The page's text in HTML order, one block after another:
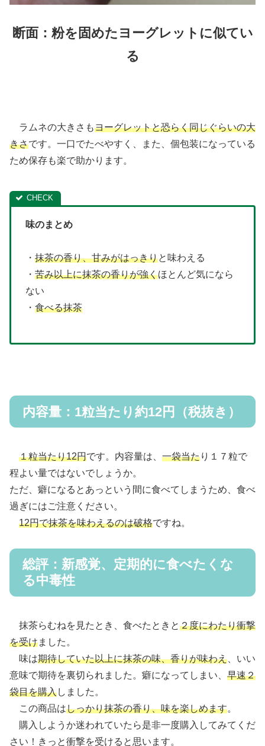
断面：粉を固めたヨーグレットに似てい
る
ラムネの大きさもヨーグレットと恐らく同じぐらいの大
きさです。一口でたべやすく、また、個包装になっている
ため保存も楽で助かります。
味のまとめ
・ 抹茶の香り、甘みがはっきりと味わえる
・ 苦み以上に抹茶の香りが強くほとんど気になら
ない
・ 食べる抹茶
内容量：1粒当たり約12円（税抜き）
１粒当たり12円です。内容量は、 一袋当たり１７粒で
程よい量ではないでしょうか。
ただ、癖になるとあっという間に食べてしまうため、食べ
過ぎにはご注意ください。
12円で抹茶を味わえるのは破格ですね。
総評：新感覚、定期的に食べたくな
る中毒性
抹茶らむねを見たとき、食べたときと２度にわたり衝撃
を受けました。
味は期待していた以上に抹茶の味、香りが味わえ 、いい
意味で期待を裏切られました。癖になってしまい、 早速２
袋目を購入しました。
この商品はしっかり抹茶の香り、味を楽しめます。
購入しようか迷われていたら是非一度購入してみてくだ
さい！きっと衝撃を受けると思います。